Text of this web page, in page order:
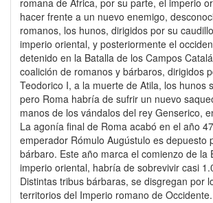
romana de África, por su parte, el imperio
hacer frente a un nuevo enemigo,
romanos, los hunos, dirigidos por su
imperio oriental, y posteriormente el
detenido en la Batalla de los Campos
coalición de romanos y bárbaros, dirigidos
Teodorico I, a la muerte de Atila, los hunos
pero Roma habría de sufrir un nuevo
manos de los vándalos del rey Genserico,
La agonía final de Roma acabó en el año
emperador Rómulo Augústulo es depuesto
bárbaro. Este año marca el comienzo de la
imperio oriental, habría de sobrevivir casi
Distintas tribus bárbaras, se disgregan por
territorios del Imperio romano de Occidente.